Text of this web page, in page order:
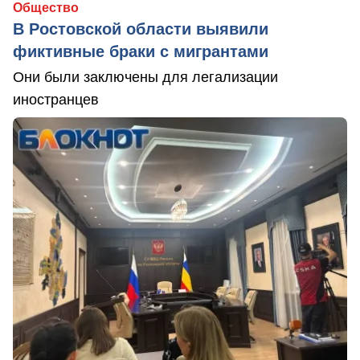
Общество
В Ростовской области выявили
фиктивные браки с мигрантами
Они были заключены для легализации
иностранцев